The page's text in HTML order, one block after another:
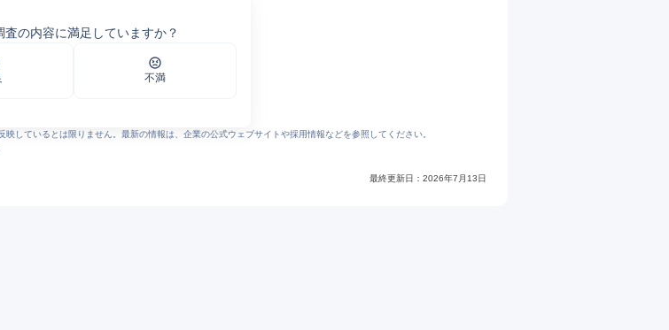
査の内容に満足していますか？
不満
しているとは限りません。最新の情報は、企業の公式ウェブサイトや採用情報などを参照してください。
最終更新日： 2026年7月13日